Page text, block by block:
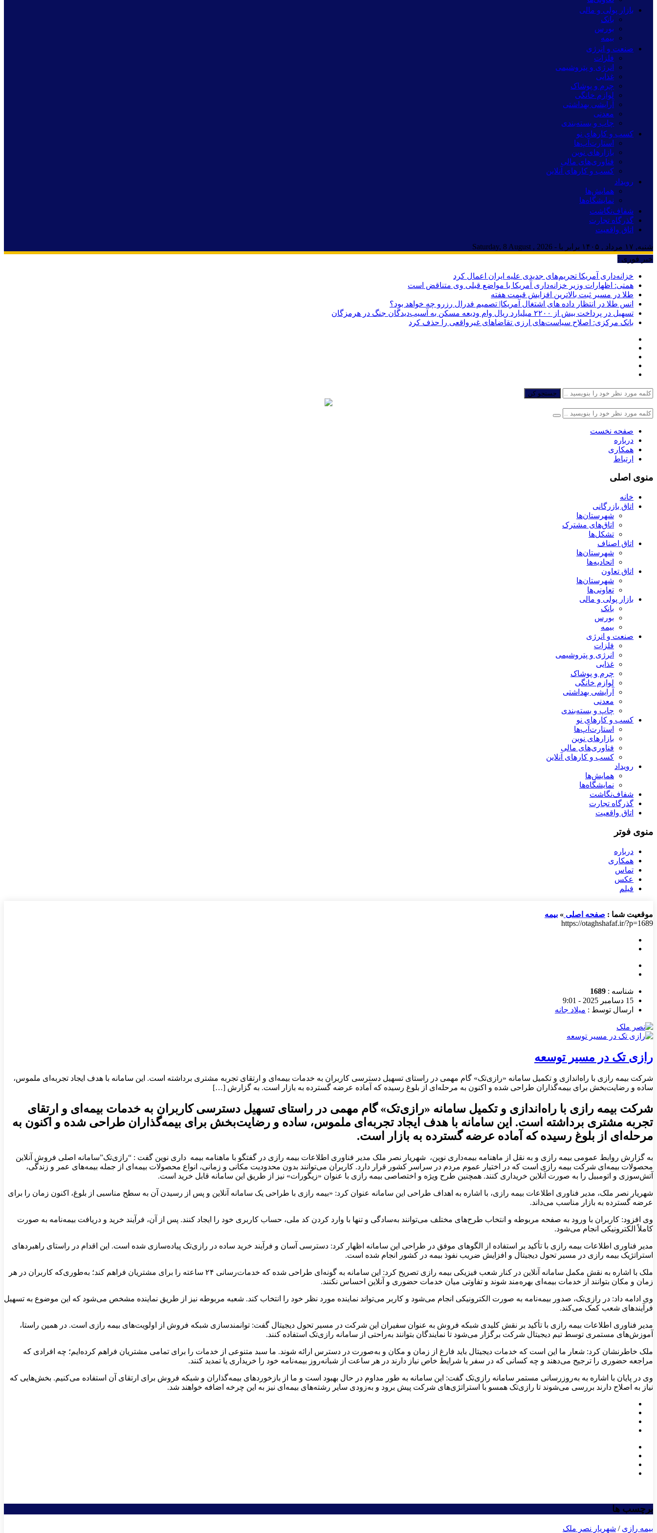
بازار پولی و مالی
بانک
بورس
بیمه
صنعت و انرژی
فلزات
انرژی و پتروشیمی
غذایی
چرم و پوشاک
لوازم خانگی
آرایشی بهداشتی
معدنی
چاپ و بسته‌بندی
کسب و کارهای نو
استارت‌آپ‌ها
بازارهای نوین
فناوری‌های مالی
کسب و کارهای آنلاین
رویداد
همایش‌ها
نمایشگاه‌ها
شفاف‌نگاشت
گذرگاه تجارت
اتاق واقعیت
شنبه, ۱۷ مرداد , ۱۴۰۵ برابر با - Saturday, 8 August , 2026
خبر فوری :
خزانه‌داری آمریکا تحریم‌های جدیدی علیه ایران اعمال کرد
همتی: اظهارات وزیر خزانه‌داری آمریکا با مواضع قبلی وی متناقض است
طلا در مسیر ثبت بالاترین افزایش قیمت هفته
انس طلا در انتظار داده های اشتغال آمریکا| تصمیم فدرال رزرو چه خواهد بود؟
تسهیل در پرداخت بیش از ۲۲۰۰ میلیارد ریال وام ودیعه مسکن به آسیب‌دیدگان جنگ در هرمزگان
بانک مرکزی: اصلاح سیاست‌های ارزی تقاضاهای غیرواقعی را حذف کرد
جستجو کن
صفحه نخست
درباره
همکاری
ارتباط
منوی اصلی
خانه
اتاق بازرگانی
شهرستان‌ها
اتاق‌های مشترک
تشکل‌ها
اتاق اصناف
شهرستان‌ها
اتحادیه‌ها
اتاق تعاون
شهرستان‌ها
تعاونی‌ها
بازار پولی و مالی
بانک
بورس
بیمه
صنعت و انرژی
فلزات
انرژی و پتروشیمی
غذایی
چرم و پوشاک
لوازم خانگی
آرایشی بهداشتی
معدنی
چاپ و بسته‌بندی
کسب و کارهای نو
استارت‌آپ‌ها
بازارهای نوین
فناوری‌های مالی
کسب و کارهای آنلاین
رویداد
همایش‌ها
نمایشگاه‌ها
شفاف‌نگاشت
گذرگاه تجارت
اتاق واقعیت
منوی فوتر
درباره
همکاری
تماس
عکس
فیلم
موقعیت شما : صفحه اصلی » بیمه
https://otaghshafaf.ir/?p=1689
شناسه : 1689
15 دسامبر 2025 - 9:01
ارسال توسط : میلاد جانه
رازی تک در مسیر توسعه
شرکت بیمه رازی با راه‌اندازی و تکمیل سامانه «رازی‌تک» گام مهمی در راستای تسهیل دسترسی کاربران به خدمات بیمه‌ای و ارتقای تجربه مشتری برداشته است. این سامانه با هدف ایجاد تجربه‌ای ملموس،
ساده و رضایت‌بخش برای بیمه‌گذاران طراحی شده و اکنون به مرحله‌ای از بلوغ رسیده که آماده عرضه گسترده به بازار است. به گزارش […]
شرکت بیمه رازی با راه‌اندازی و تکمیل سامانه «رازی‌تک» گام مهمی در راستای تسهیل دسترسی کاربران به خدمات بیمه‌ای و ارتقای
تجربه مشتری برداشته است. این سامانه با هدف ایجاد تجربه‌ای ملموس، ساده و رضایت‌بخش برای بیمه‌گذاران طراحی شده و اکنون به
مرحله‌ای از بلوغ رسیده که آماده عرضه گسترده به بازار است.
به گزارش روابط عمومی بیمه رازی و به نقل از ماهنامه بیمه‌داری نوین، شهریار نصر ملک مدیر فناوری اطلاعات بیمه رازی در گفتگو با ماهنامه بیمه داری نوین گفت : “رازی‌تک”سامانه اصلی فروش آنلاین
محصولات بیمه‌ای شرکت بیمه رازی است که در اختیار عموم مردم در سراسر کشور قرار دارد. کاربران می‌توانند بدون محدودیت مکانی و زمانی، انواع محصولات بیمه‌ای از جمله بیمه‌های عمر و زندگی،
آتش‌سوزی و اتومبیل را به صورت آنلاین خریداری کنند. همچنین طرح ویژه و اختصاصی بیمه رازی با عنوان «زیگورات» نیز از طریق این سامانه قابل خرید است.
شهریار نصر ملک، مدیر فناوری اطلاعات بیمه رازی، با اشاره به اهداف طراحی این سامانه عنوان کرد: «بیمه رازی با طراحی یک سامانه آنلاین و پس از رسیدن آن به سطح مناسبی از بلوغ، اکنون زمان را برای
عرضه گسترده به بازار مناسب می‌داند.
وی افزود: کاربران با ورود به صفحه مربوطه و انتخاب طرح‌های مختلف می‌توانند به‌سادگی و تنها با وارد کردن کد ملی، حساب کاربری خود را ایجاد کنند. پس از آن، فرآیند خرید و دریافت بیمه‌نامه به صورت
کاملاً الکترونیکی انجام می‌شود.
مدیر فناوری اطلاعات بیمه رازی با تأکید بر استفاده از الگوهای موفق در طراحی این سامانه اظهار کرد: دسترسی آسان و فرآیند خرید ساده در رازی‌تک پیاده‌سازی شده است. این اقدام در راستای راهبردهای
استراتژیک بیمه رازی در مسیر تحول دیجیتال و افزایش ضریب نفوذ بیمه در کشور انجام شده است.
ملک با اشاره به نقش مکمل سامانه آنلاین در کنار شعب فیزیکی بیمه رازی تصریح کرد: این سامانه به گونه‌ای طراحی شده که خدمات‌رسانی ۲۴ ساعته را برای مشتریان فراهم کند؛ به‌طوری‌که کاربران در هر
زمان و مکان بتوانند از خدمات بیمه‌ای بهره‌مند شوند و تفاوتی میان خدمات حضوری و آنلاین احساس نکنند.
وی ادامه داد: در رازی‌تک، صدور بیمه‌نامه به صورت الکترونیکی انجام می‌شود و کاربر می‌تواند نماینده مورد نظر خود را انتخاب کند. شعبه مربوطه نیز از طریق نماینده مشخص می‌شود که این موضوع به تسهیل
فرآیندهای شعب کمک می‌کند.
مدیر فناوری اطلاعات بیمه رازی با تأکید بر نقش کلیدی شبکه فروش به عنوان سفیران این شرکت در مسیر تحول دیجیتال گفت: توانمندسازی شبکه فروش از اولویت‌های بیمه رازی است. در همین راستا،
آموزش‌های مستمری توسط تیم دیجیتال شرکت برگزار می‌شود تا نمایندگان بتوانند به‌راحتی از سامانه رازی‌تک استفاده کنند.
ملک خاطرنشان کرد: شعار ما این است که خدمات دیجیتال باید فارغ از زمان و مکان و به‌صورت در دسترس ارائه شوند. ما سبد متنوعی از خدمات را برای تمامی مشتریان فراهم کرده‌ایم؛ چه افرادی که
مراجعه حضوری را ترجیح می‌دهند و چه کسانی که در سفر یا شرایط خاص نیاز دارند در هر ساعت از شبانه‌روز بیمه‌نامه خود را خریداری یا تمدید کنند.
وی در پایان با اشاره به به‌روزرسانی مستمر سامانه رازی‌تک گفت: این سامانه به طور مداوم در حال بهبود است و ما از بازخوردهای بیمه‌گذاران و شبکه فروش برای ارتقای آن استفاده می‌کنیم. بخش‌هایی که
نیاز به اصلاح دارند بررسی می‌شوند تا رازی‌تک همسو با استراتژی‌های شرکت پیش برود و به‌زودی سایر رشته‌های بیمه‌ای نیز به این چرخه اضافه خواهند شد.
برچسب ها
بیمه رازی / شهریار نصر ملک